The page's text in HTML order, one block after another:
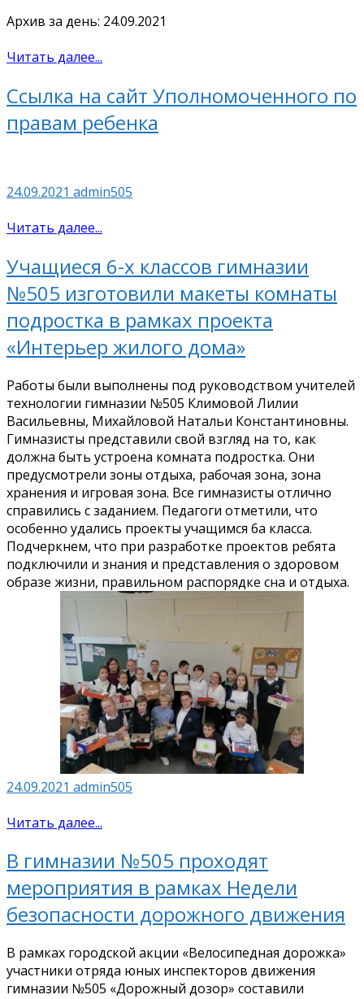
Архив за день: 24.09.2021
Читать далее...
Ссылка на сайт Уполномоченного по
правам ребенка
24.09.2021 admin505
Читать далее...
Учащиеся 6-х классов гимназии
№505 изготовили макеты комнаты
подростка в рамках проекта
«Интерьер жилого дома»
Работы были выполнены под руководством учителей
технологии гимназии №505 Климовой Лилии
Васильевны, Михайловой Натальи Константиновны.
Гимназисты представили свой взгляд на то, как
должна быть устроена комната подростка. Они
предусмотрели зоны отдыха, рабочая зона, зона
хранения и игровая зона. Все гимназисты отлично
справились с заданием. Педагоги отметили, что
особенно удались проекты учащимся 6а класса.
Подчеркнем, что при разработке проектов ребята
подключили и знания и представления о здоровом
образе жизни, правильном распорядке сна и отдыха.
24.09.2021 admin505
Читать далее...
В гимназии №505 проходят
мероприятия в рамках Недели
безопасности дорожного движения
В рамках городской акции «Велосипедная дорожка»
участники отряда юных инспекторов движения
гимназии №505 «Дорожный дозор» составили